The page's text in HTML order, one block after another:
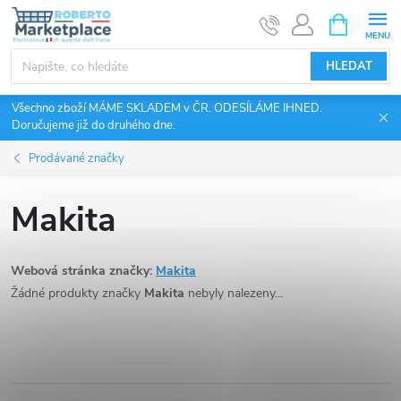
Přejít
obsah
HLEDAT
NÁKUPNÍ
KOŠÍK
Všechno zboží MÁME SKLADEM v ČR. ODESÍLÁME IHNED.
Doručujeme již do druhého dne.
Prodávané značky
Makita
Webová stránka značky: Makita
Žádné produkty značky Makita nebyly nalezeny...